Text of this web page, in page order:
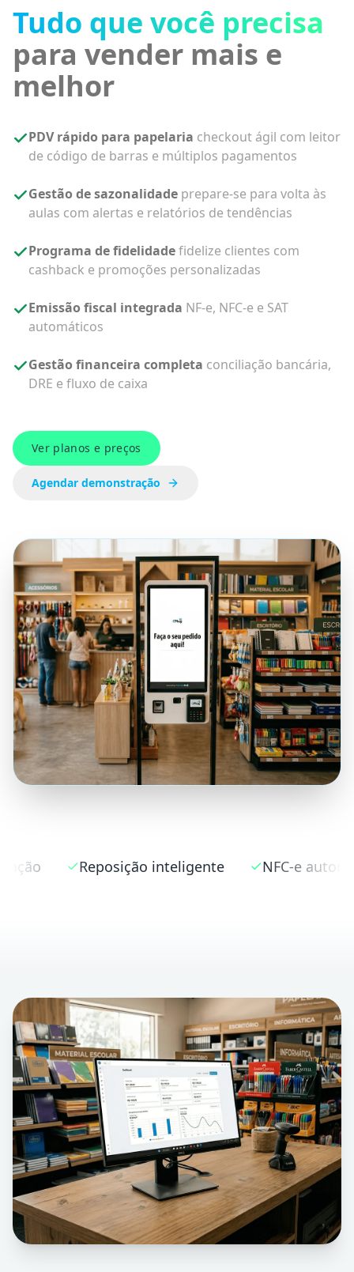
Tudo que você precisa
para vender mais e
melhor
PDV rápido para papelaria checkout ágil com leitor
de código de barras e múltiplos pagamentos
Gestão de sazonalidade prepare-se para volta às
aulas com alertas e relatórios de tendências
Programa de fidelidadefidelize clientes com
cashback e promoções personalizadas
Emissão fiscal integrada NF-e, NFC-e e SAT
automáticos
Gestão financeira completa conciliação bancária,
DRE e fluxo de caixa
Ver planos e preços
Agendar demonstração
inteligente NFC-e automática